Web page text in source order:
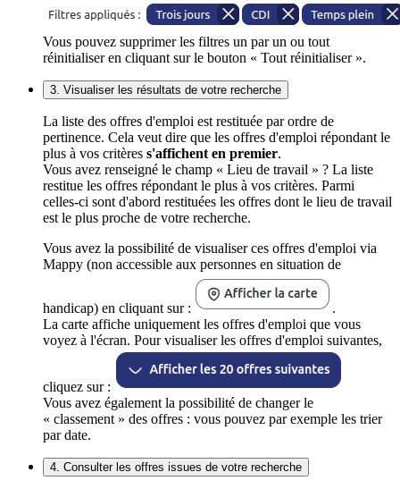
Vous pouvez supprimer les filtres un par un ou tout
réinitialiser en cliquant sur le bouton « Tout réinitialiser ».
3. Visualiser les résultats de votre recherche
La liste des offres d'emploi est restituée par ordre de
pertinence. Cela veut dire que les offres d'emploi répondant le
plus à vos critères s'affichent en premier.
Vous avez renseigné le champ « Lieu de travail » ? La liste
restitue les offres répondant le plus à vos critères. Parmi
celles-ci sont d'abord restituées les offres dont le lieu de travail
est le plus proche de votre recherche.
Vous avez la possibilité de visualiser ces offres d'emploi via
Mappy (non accessible aux personnes en situation de
handicap) en cliquant sur :
.
La carte affiche uniquement les offres d'emploi que vous
voyez à l'écran. Pour visualiser les offres d'emploi suivantes,
cliquez sur :
Vous avez également la possibilité de changer le
« classement » des offres : vous pouvez par exemple les trier
par date.
4. Consulter les offres issues de votre recherche